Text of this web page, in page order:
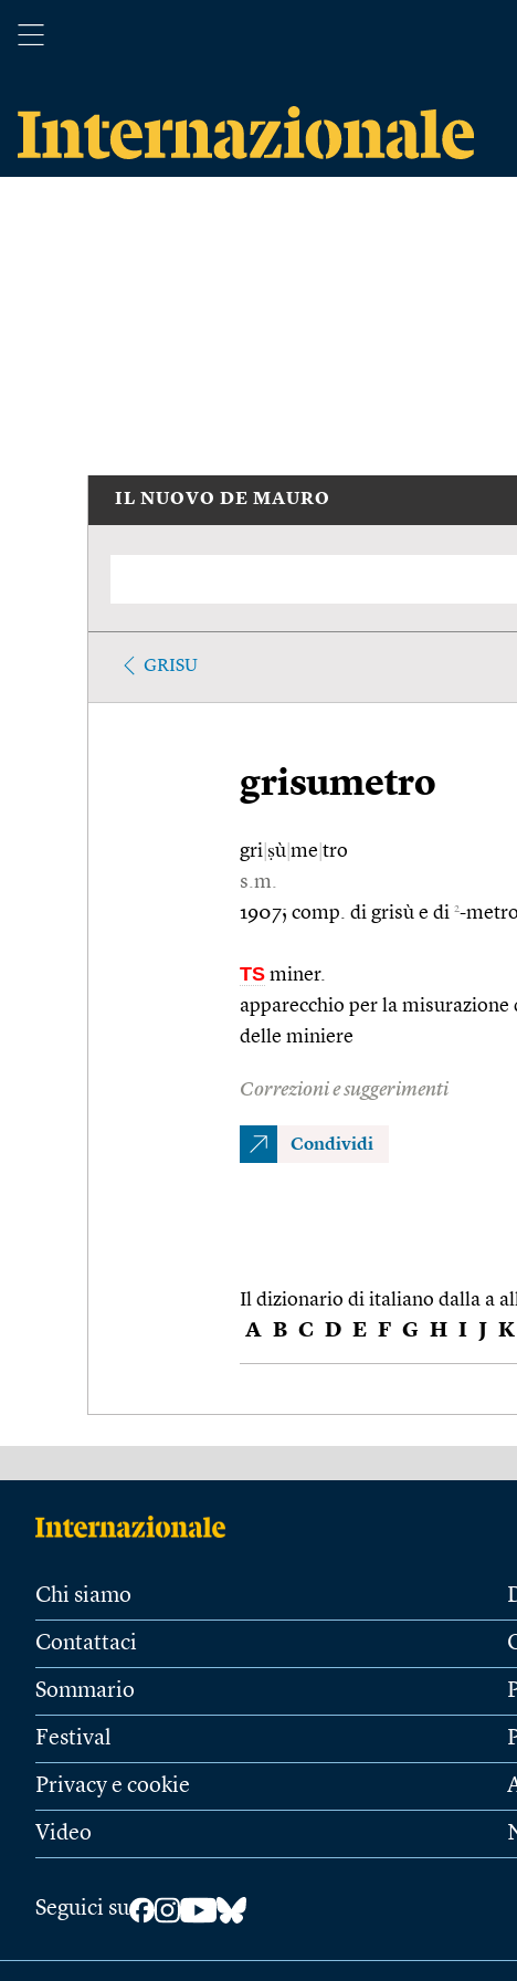
IL NUOVO DE MAURO
GRISU
grisumetro
gri ṣù me tro
s.m.
1907; comp. di grisù e di 2-
TS miner.
apparecchio per la
delle miniere
Correzioni e suggerimenti
Condividi
Il dizionario di italiano dalla a
A B C D E F G H I J K
Chi siamo
Contattaci
Sommario
Festival
Privacy e cookie
Video
Seguici su